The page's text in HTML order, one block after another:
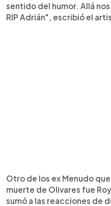
sentido del humor. Allá
RIP Adrián", escribió el
Otro de los ex Menudo
muerte de Olivares fue
sumó a las reacciones de